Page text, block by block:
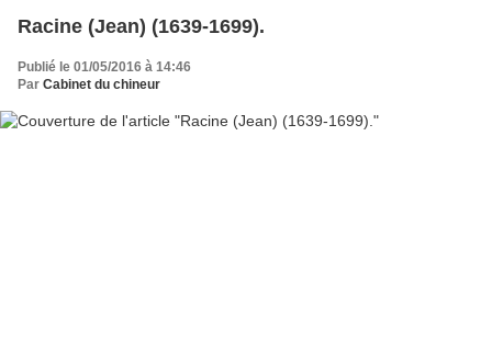
Racine (Jean) (1639-1699).
Publié le 01/05/2016 à 14:46
Par Cabinet du chineur